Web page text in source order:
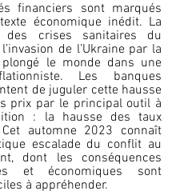
financiers sont marqués
économique inédit. La
des crises sanitaires du
de l’Ukraine par la
le monde dans une
Les banques
de juguler cette hausse
prix par le principal outil à
: la hausse des taux
automne 2023 connaît
escalade du conflit au
dont les conséquences
et économiques sont
à appréhender.